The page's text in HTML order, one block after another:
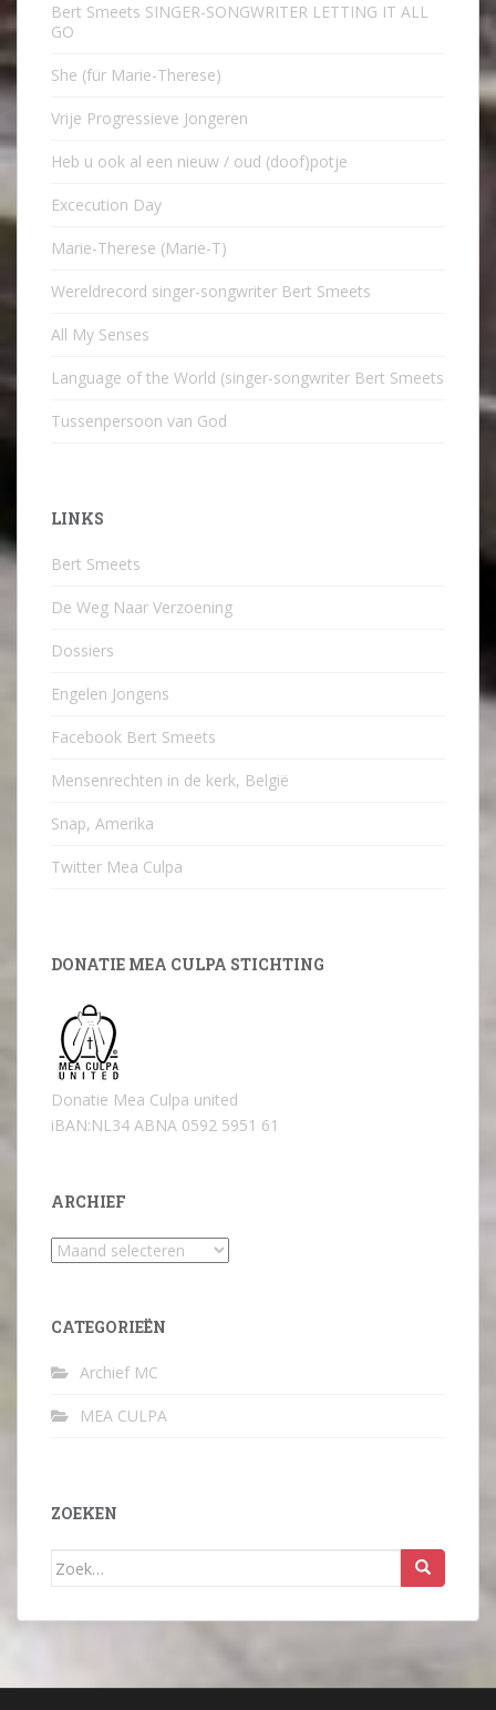
Bert Smeets SINGER-SONGWRITER LETTING IT ALL
GO
She (für Marie-Therese)
Vrije Progressieve Jongeren
Heb u ook al een nieuw / oud (doof)potje
Excecution Day
Marie-Therese (Marie-T)
Wereldrecord singer-songwriter Bert Smeets
All My Senses
Language of the World (singer-songwriter Bert Smeets
Tussenpersoon van God
LINKS
Bert Smeets
De Weg Naar Verzoening
Dossiers
Engelen Jongens
Facebook Bert Smeets
Mensenrechten in de kerk, België
Snap, Amerika
Twitter Mea Culpa
DONATIE MEA CULPA STICHTING
Donatie Mea Culpa united
iBAN:NL34 ABNA 0592 5951 61
ARCHIEF
Archief
CATEGORIEËN
Archief MC
MEA CULPA
ZOEKEN
Zoek